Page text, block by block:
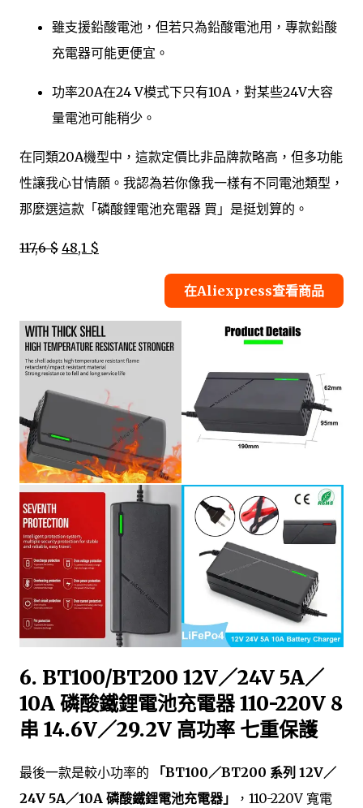
雖支援鉛酸電池，但若只為鉛酸電池用，專款鉛酸
充電器可能更便宜。
功率20A在24 V模式下只有10A，對某些24V大容
量電池可能稍少。
在同類20A機型中，這款定價比非品牌款略高，但多功能
性讓我心甘情願。我認為若你像我一樣有不同電池類型，
那麼選這款「磷酸鋰電池充電器 買」是挺划算的。
117,6 $ 48,1 $
在Aliexpress查看商品
6. BT100/BT200 12V／24V 5A／
10A 磷酸鐵鋰電池充電器 110-220V 8
串 14.6V／29.2V 高功率 七重保護
最後一款是較小功率的
「BT100／BT200 系列 12V／
24V 5A／10A 磷酸鐵鋰電池充電器」
，110-220V 寬電